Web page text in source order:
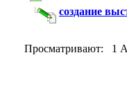
создание
Просматривают: 1